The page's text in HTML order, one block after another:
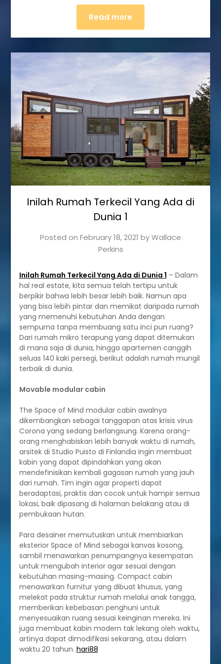
Read more
Inilah Rumah Terkecil Yang Ada di
Dunia 1
Posted on February 18, 2021 byWallace
Perkins
Inilah Rumah Terkecil Yang Ada di Dunia 1 – Dalam
hal real estate, kita semua telah tertipu untuk
berpikir bahwa lebih besar lebih baik. Namun apa
yang bisa lebih pintar dan memikat daripada rumah
yang memenuhi kebutuhan Anda dengan
sempurna tanpa membuang satu inci pun ruang?
Dari rumah mikro terapung yang dapat ditemukan
di mana saja di dunia, hingga apartemen canggih
seluas 140 kaki persegi, berikut adalah rumah mungil
terbaik di dunia.
Movable modular cabin
The Space of Mind modular cabin awalnya
dikembangkan sebagai tanggapan atas krisis virus
Corona yang sedang berlangsung. Karena orang-
orang menghabiskan lebih banyak waktu di rumah,
arsitek di Studio Puisto di Finlandia ingin membuat
kabin yang dapat dipindahkan yang akan
mendefinisikan kembali gagasan rumah yang jauh
dari rumah. Tim ingin agar properti dapat
beradaptasi, praktis dan cocok untuk hampir semua
lokasi, baik dipasang di halaman belakang atau di
pembukaan hutan.
Para desainer memutuskan untuk membiarkan
eksterior Space of Mind sebagai kanvas kosong,
sambil menawarkan penumpangnya kesempatan
untuk mengubah interior agar sesuai dengan
kebutuhan masing-masing. Compact cabin
menawarkan furnitur yang dibuat khusus, yang
melekat pada struktur rumah melalui anak tangga,
memberikan kebebasan penghuni untuk
menyesuaikan ruang sesuai keinginan mereka. Ini
juga membuat kabin modern tak lekang oleh waktu,
artinya dapat dimodifikasi sekarang, atau dalam
waktu 20 tahun. hari88